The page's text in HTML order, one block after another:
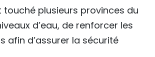
plusieurs provinces du
d’eau, de renforcer les
afin d’assurer la sécurité